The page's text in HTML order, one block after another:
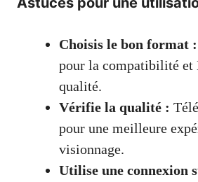
Choisis le bon format :
pour la compatibilité
qualité.
Vérifie la qualité :
pour une meilleure
visionnage.
Utilise une connexion